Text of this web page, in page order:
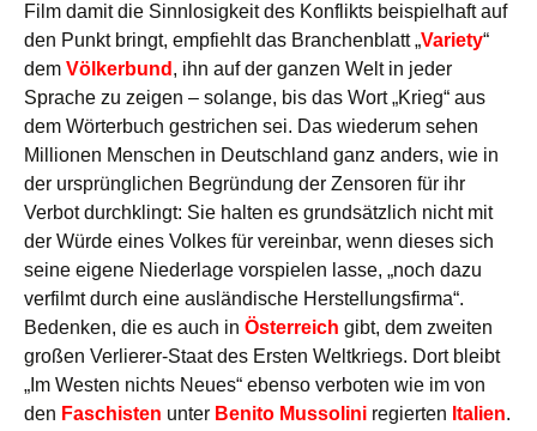
Film damit die Sinnlosigkeit des Konflikts beispielhaft auf
den Punkt bringt, empfiehlt das Branchenblatt „Variety“
dem Völkerbund , ihn auf der ganzen Welt in jeder
Sprache zu zeigen – solange, bis das Wort „Krieg“ aus
dem Wörterbuch gestrichen sei. Das wiederum sehen
Millionen Menschen in Deutschland ganz anders, wie in
der ursprünglichen Begründung der Zensoren für ihr
Verbot durchklingt: Sie halten es grundsätzlich nicht mit
der Würde eines Volkes für vereinbar, wenn dieses sich
seine eigene Niederlage vorspielen lasse, „noch dazu
verfilmt durch eine ausländische Herstellungsfirma“.
Bedenken, die es auch in Österreich gibt, dem zweiten
großen Verlierer-Staat des Ersten Weltkriegs. Dort bleibt
„Im Westen nichts Neues“ ebenso verboten wie im von
den Faschisten unter Benito Mussolini regierten Italien.